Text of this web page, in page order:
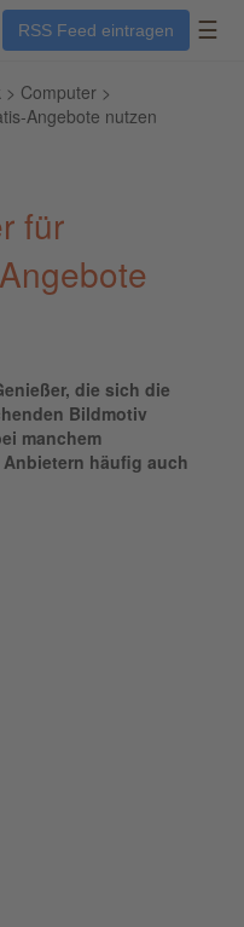
RSS Feed eintragen ☰
> Computer >
Angebote nutzen
für
die sich die
Bildmotiv
manchem
häufig auch